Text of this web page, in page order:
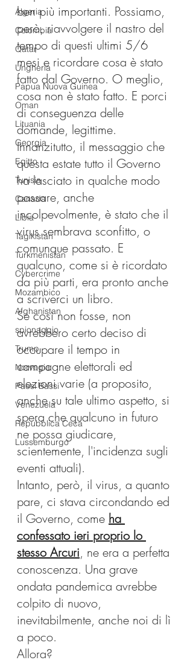
Algeria
Colombia
Qatar
Ungheria
Papua Nuova Guinea
Oman
Lituania
Georgia
Egitto
Tunisia
Canada
Libia
Tagikistan
Turkmenistan
Cybercrime
Mozambico
Afghanistan
spionaggio
Trump
Norvegia
Paesi Bassi
Venezuela
Repubblica Ceca
Lussemburgo
ben più importanti. Possiamo,
però, riavvolgere il nastro del
tempo di questi ultimi 5/6
mesi e ricordare cosa è stato
fatto dal Governo. O meglio,
cosa non è stato fatto. E porci
di conseguenza delle
domande, legittime.
Innanzitutto, il messaggio che
questa estate tutto il Governo
ha lasciato in qualche modo
passare, anche
incolpevolmente, è stato che il
virus sembrava sconfitto, o
comunque passato. E
qualcuno, come si è ricordato
da più parti, era pronto anche
a scriverci un libro.
Se così non fosse, non
avrebbero certo deciso di
occupare il tempo in
campagne elettorali ed
elezioni varie (a proposito,
anche su tale ultimo aspetto, si
spera che qualcuno in futuro
ne possa giudicare,
scientemente, l'incidenza sugli
eventi attuali).
Intanto, però, il virus, a quanto
pare, ci stava circondando ed
il Governo, come ha
confessato ieri proprio lo
stesso Arcuri, ne era a perfetta
conoscenza. Una grave
ondata pandemica avrebbe
colpito di nuovo,
inevitabilmente, anche noi di lì
a poco.
Allora?